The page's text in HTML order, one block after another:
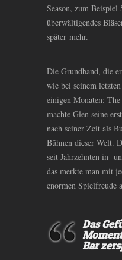
Season, zum Beispiel
überwältigendes
später mehr.
Die Grundband, die
wie bei seinem
einigen Monaten:
machte Glen seine
nach seiner Zeit als
Bühnen dieser Welt.
seit Jahrzehnten in-
das merkte man mit
enormen Spielfreude
Das
Bar